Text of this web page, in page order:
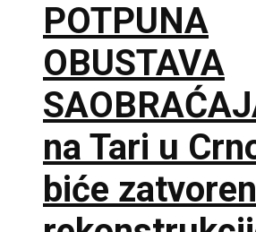
POTPUNA
OBUSTAVA
na Tari u
biće